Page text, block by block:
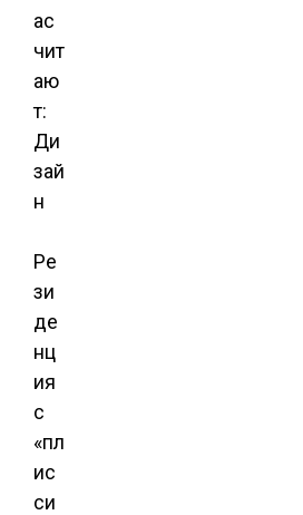
ас
чит
аю
т:
Ди
зай
н
Ре
зи
де
нц
ия
с
«пл
ис
си